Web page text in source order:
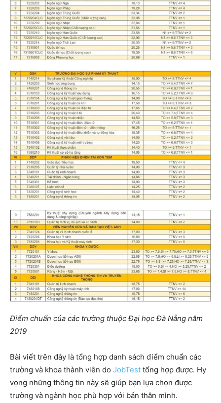
Điểm chuẩn của các trường thuộc Đại học Đà Nẵng năm
2019
Bài viết trên đây là tổng hợp danh sách điểm chuẩn các
trường và khoa thành viên do JobTest tổng hợp được. Hy
vọng những thông tin này sẽ giúp bạn lựa chọn được
trường và ngành học phù hợp với bản thân mình.